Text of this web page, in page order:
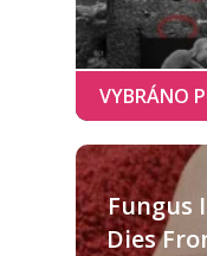
Fungus
Dies